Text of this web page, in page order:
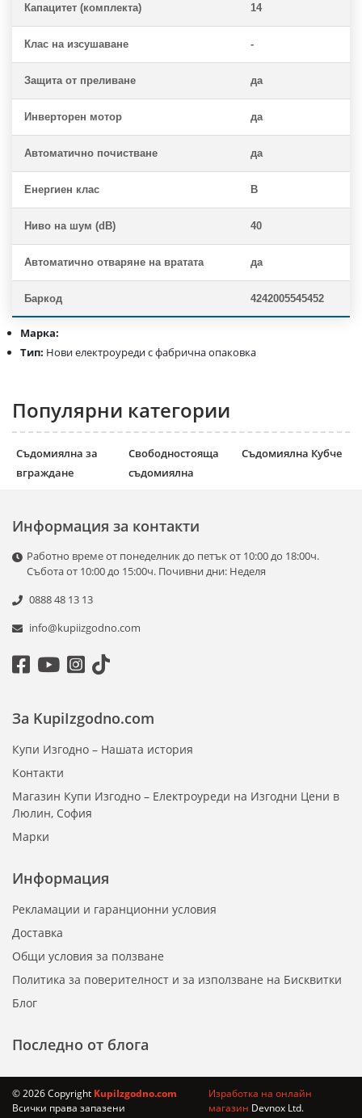
Капацитет (комплекта) 14
Клас на изсушаване -
Защита от преливане да
Инверторен мотор да
Автоматично почистване да
Енергиен клас B
Ниво на шум (dB) 40
Автоматично отваряне на вратата да
Баркод 4242005545452
Марка:
Тип: Нови електроуреди с фабрична опаковка
Популярни категории
Съдомиялна за
вграждане
Свободностояща
съдомиялна
Съдомиялна Кубче
Информация за контакти
Работно време от понеделник до петък от 10:00 до 18:00ч.
Събота от 10:00 до 15:00ч. Почивни дни: Неделя
0888 48 13 13
info@kupiizgodno.com
Информация
Рекламации и гаранционни условия
Доставка
Общи условия за ползване
Политика за поверителност и за използване на Бисквитки
Блог
За KupiIzgodno.com
Купи Изгодно – Нашата история
Контакти
Магазин Купи Изгодно – Електроуреди на Изгодни Цени в
Люлин, София
Марки
Последно от блога
© 2026 Copyright KupiIzgodno.com
Всички права запазени
Изработка на онлайн
магазин Devnox Ltd.